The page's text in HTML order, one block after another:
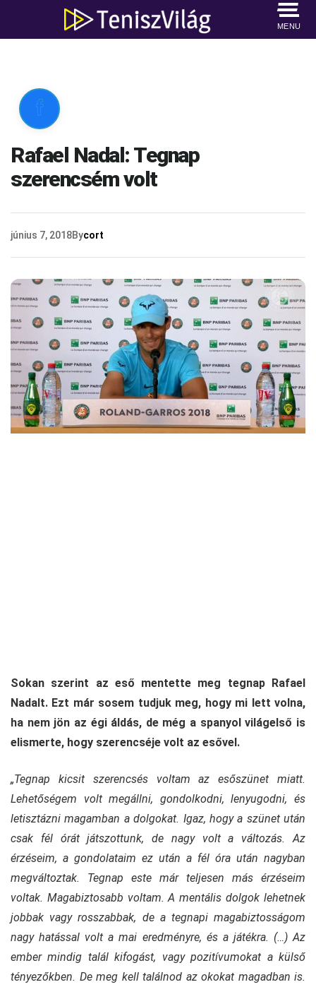
MENU

Rafael Nadal: Tegnap
szerencsém volt
június 7, 2018Bycort
Sokan szerint az eső mentette meg tegnap Rafael
Nadalt. Ezt már sosem tudjuk meg, hogy mi lett volna,
ha nem jön az égi áldás, de még a spanyol világelső is
elismerte, hogy szerencséje volt az esővel.
„Tegnap kicsit szerencsés voltam az esőszünet miatt.
Lehetőségem volt megállni, gondolkodni, lenyugodni, és
letisztázni magamban a dolgokat. Igaz, hogy a szünet után
csak fél órát játszottunk, de nagy volt a változás. Az
érzéseim, a gondolataim ez után a fél óra után nagyban
megváltoztak. Tegnap este már teljesen más érzéseim
voltak. Magabiztosabb voltam. A mentális dolgok lehetnek
jobbak vagy rosszabbak, de a tegnapi magabiztosságom
nagy hatással volt a mai eredményre, és a játékra. (…) Az
ember mindig talál kifogást, vagy pozitívumokat a külső
tényezőkben. De meg kell találnod az okokat magadban is.